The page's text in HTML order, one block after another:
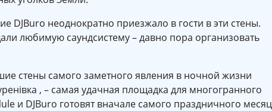
DJBuro неоднократно приезжало в гости в эти стены.
любимую саундсистему – давно пора организовать
стены самого заметного явления в ночной жизни
, – самая удачная площадка для многогранного
и DJBuro готовят вначале самого праздничного